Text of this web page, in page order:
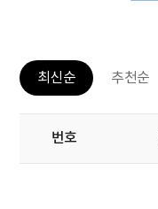
최신순 추천순
번호